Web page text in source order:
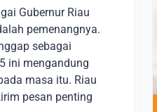
Gubernur Riau
pemenangnya.
sebagai
ini mengandung
masa itu. Riau
pesan penting